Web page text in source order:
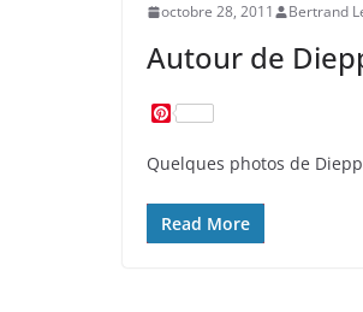
octobre 28, 2011 Bertrand
Autour de
P
n
t
r
e
s
Quelques photos de
Read More